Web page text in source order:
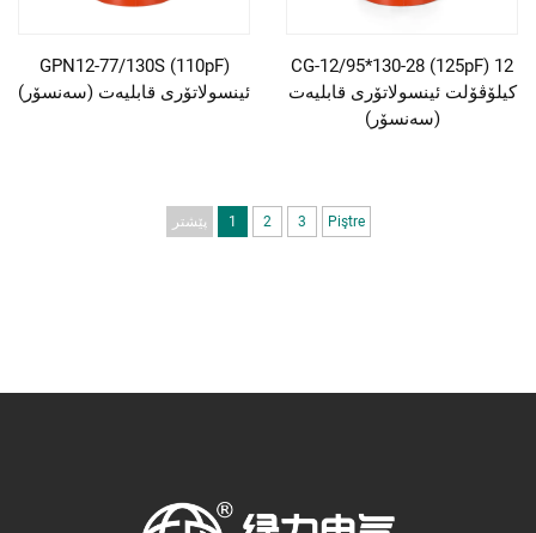
GPN12-77/130S (110pF)
ئینسولاتۆری قابلیەت (سەنسۆر)
CG-12/95*130-28 (125pF) 12
کیلۆڤۆلت ئینسولاتۆری قابلیەت
(سەنسۆر)
پێشتر 1 2 3 Piştre